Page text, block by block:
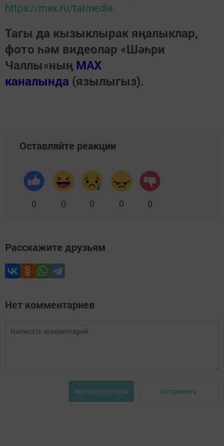
https://max.ru/tatmedia
Тагы да кызыклырак яңалыклар,
фото һәм видеолар «Шәһри
Чаллы»ның MAX
каналында (язылыгыз).
Оставляйте реакции
0 0 0 0 0
Расскажите друзьям
Нет комментариев
Авторизоваться Отправить